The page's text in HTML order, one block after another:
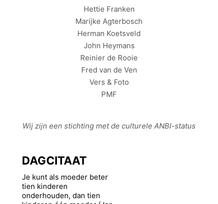
Hettie Franken
Marijke Agterbosch
Herman Koetsveld
John Heymans
Reinier de Rooie
Fred van de Ven
Vers & Foto
PMF
Wij zijn een stichting met de culturele ANBI-status
DAGCITAAT
Je kunt als moeder beter
tien kinderen
onderhouden, dan tien